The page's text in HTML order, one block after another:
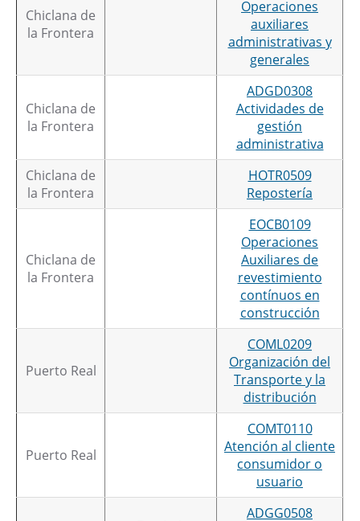
Chiclana de
la Frontera
Operaciones
auxiliares
administrativas y
generales
Chiclana de
la Frontera
ADGD0308
Actividades de
gestión
administrativa
Chiclana de
la Frontera
HOTR0509
Repostería
Chiclana de
la Frontera
EOCB0109
Operaciones
Auxiliares de
revestimiento
contínuos en
construcción
Puerto Real
COML0209
Organización del
Transporte y la
distribución
Puerto Real
COMT0110
Atención al cliente
consumidor o
usuario
ADGG0508